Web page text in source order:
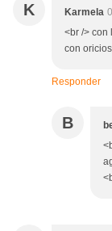
K Karmela
<br /> con
con
Responder
B